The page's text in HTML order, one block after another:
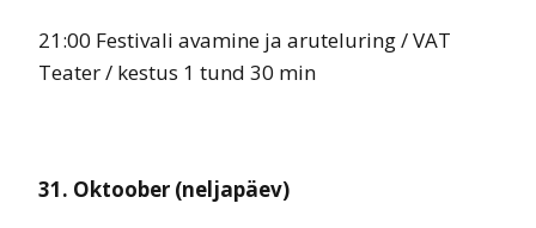
21:00 Festivali avamine ja aruteluring / VAT
Teater / kestus 1 tund 30 min
31. Oktoober (neljapäev)